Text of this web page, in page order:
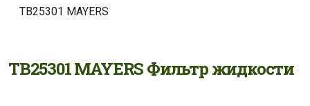
TB25301 MAYERS
TB25301 MAYERS Фильтр жидкости